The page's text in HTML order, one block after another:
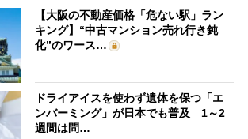
【大阪の不動産価格「危ない駅」ラン
キング】“中古マンション売れ行き鈍
化”のワース…
ドライアイスを使わず遺体を保つ「エ
ンバーミング」が日本でも普及 1～2
週間は問…